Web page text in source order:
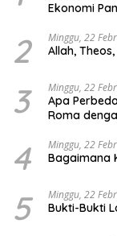
Ekonomi
Ekonomi
“Urgensi
Indonesia
2 Minggu, 22
Allah,
3 Minggu, 22
Apa
Roma
4 Minggu, 22
Bagaimana
5 Minggu, 22
Bukti-Bukti